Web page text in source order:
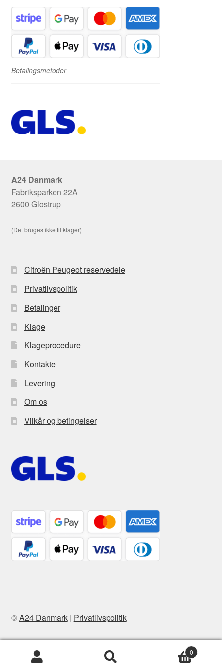
Betalingsmetoder
A24 Danmark
Fabriksparken 22A
2600 Glostrup
(Det bruges ikke til klager)
Citroën Peugeot reservedele
Privatlivspolitik
Betalinger
Klage
Klageprocedure
Kontakte
Levering
Om os
Vilkår og betingelser
©A24 Danmark| Privatlivspolitik
0